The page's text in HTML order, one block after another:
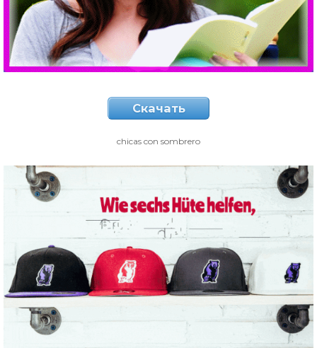
Скачать
chicas con sombrero